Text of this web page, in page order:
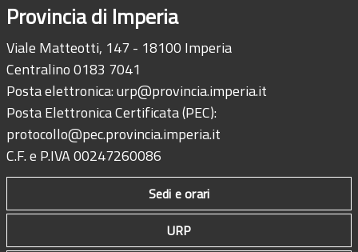
Provincia di Imperia
Viale Matteotti, 147 - 18100 Imperia
Centralino 0183 7041
Posta elettronica:urp@provincia.imperia.it
Posta Elettronica Certificata (PEC):
protocollo@pec.provincia.imperia.it
C.F. e P.IVA 00247260086
Sedi e orari
URP